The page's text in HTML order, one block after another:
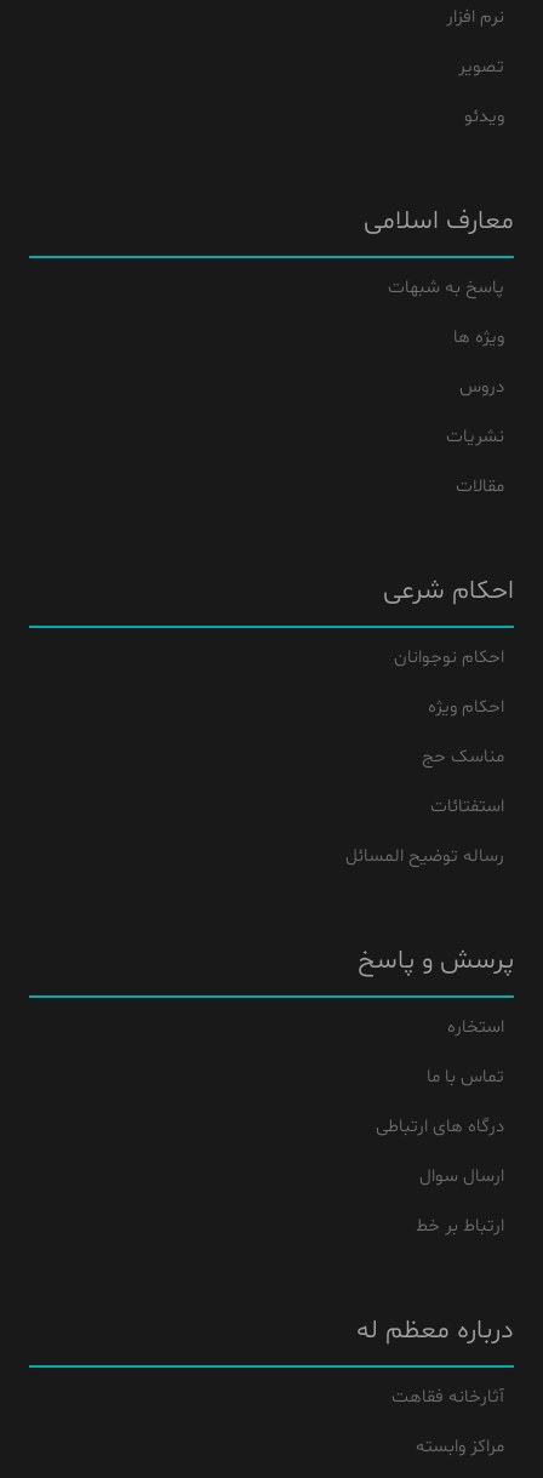
نرم افزار
تصویر
ویدئو
معارف اسلامی
پاسخ به شبهات
ویژه ها
دروس
نشریات
مقالات
احکام شرعی
احکام نوجوانان
احکام ویژه
مناسک حج
استفتائات
رساله توضیح المسائل
پرسش و پاسخ
استخاره
تماس با ما
درگاه های ارتباطی
ارسال سوال
ارتباط بر خط
درباره معظم له
آثارخانه فقاهت
مراکز وابسته